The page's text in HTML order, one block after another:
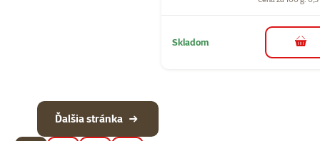
Skladom do
Ďalšia stránka